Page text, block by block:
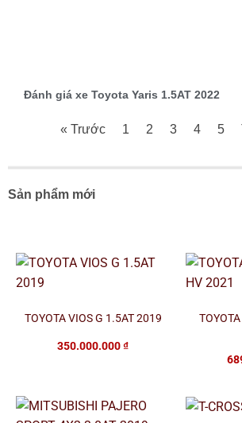
Đánh giá xe Toyota Yaris 1.5AT 2022
« Trước 1 2 3 4 5
Sản phẩm mới
TOYOTA VIOS G 1.5AT 2019
350.000.000₫